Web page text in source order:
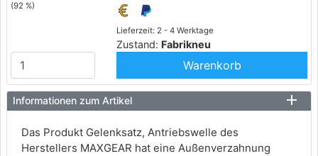
(92 %)
Lieferzeit: 2 - 4 Werktage
Zustand: Fabrikneu
Warenkorb
Informationen zum Artikel
Das Produkt Gelenksatz, Antriebswelle des
Herstellers MAXGEAR hat eine Außenverzahnung